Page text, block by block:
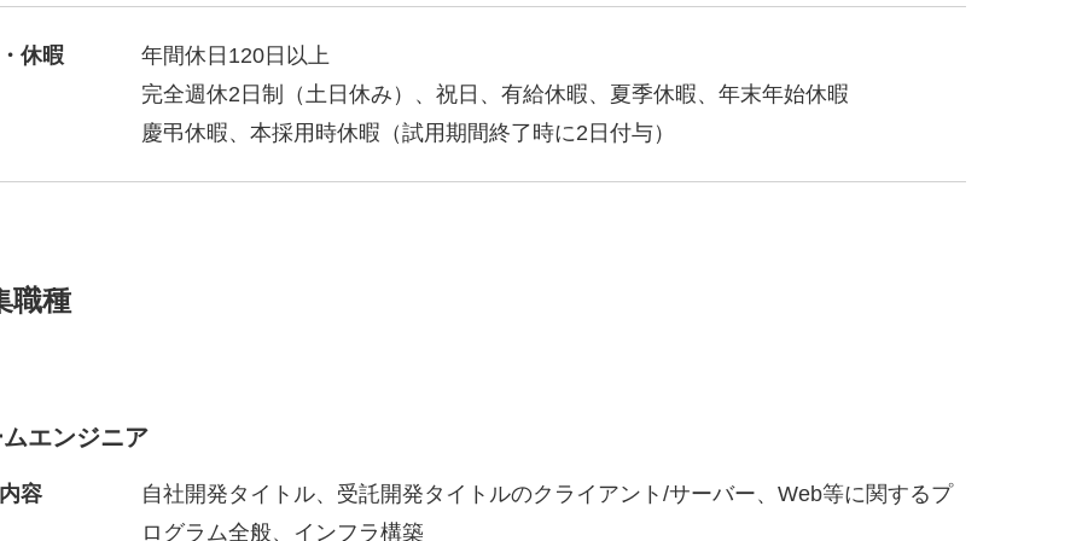
休暇
年間休日120日以上
完全週休2日制（土日休み）、祝日、有給休暇、夏季休暇、年末年始休暇
慶弔休暇、本採用時休暇（試用期間終了時に2日付与）
職種
エンジニア
容
自社開発タイトル、受託開発タイトルのクライアント/サーバー、Web等に関するプ
ログラム全般、インフラ構築